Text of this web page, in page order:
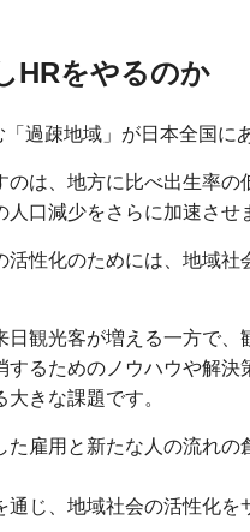
HRをやるのか
過疎地域」が日本全国に
のは、地方に比べ出生率
口減少をさらに加速させ
性化のためには、地域社
日観光客が増える一方で
するためのノウハウや解
きな課題です。
た雇用と新たな人の流れ
じ、地域社会の活性化